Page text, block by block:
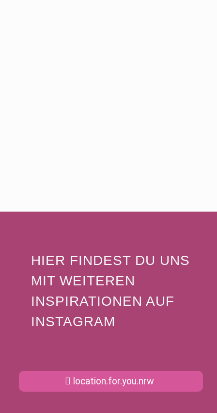
HIER FINDEST DU UNS
MIT WEITEREN
INSPIRATIONEN AUF
INSTAGRAM
location.for.you.nrw